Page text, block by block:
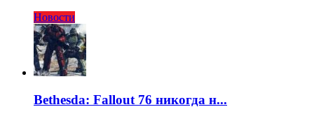
Новости
Bethesda: Fallout 76 никогда н...